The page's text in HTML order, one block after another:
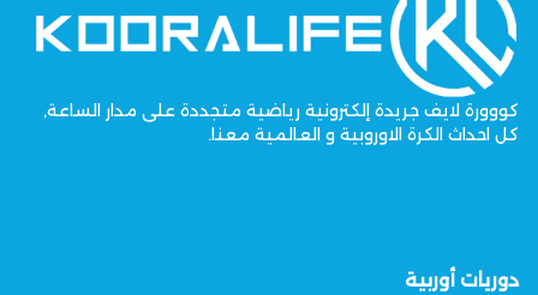
كووورة لايف جريدة إلكترونية رياضية متجددة على مدار الساعة,
كل احداث الكرة الاوروبية و العالمية معنا.
دوريات أوربية